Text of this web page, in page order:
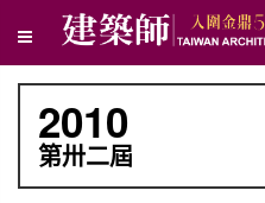
2010
第卅二屆